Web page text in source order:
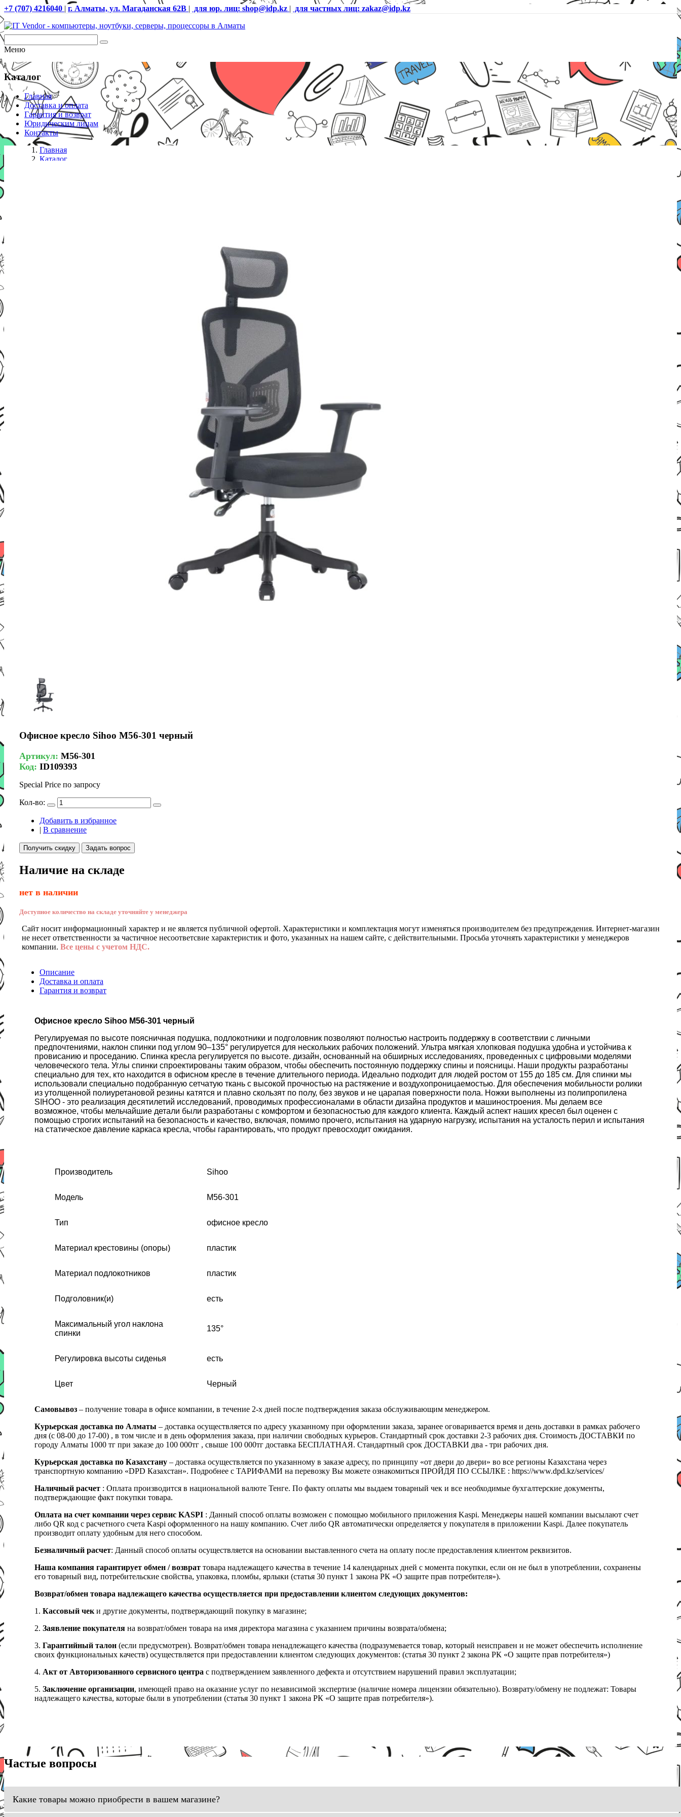
+7 (707) 4216040 | г. Алматы, ул. Магаданская 62В | для юр. лиц: shop@idp.kz | для частных лиц: zakaz@idp.kz
Меню
Каталог
Главная
Доставка и оплата
Гарантия и возврат
Юридическим лицам
Контакты
Главная
Каталог
Офисное кресло Sihoo M56-301 черный
Артикул: M56-301
Код: ID109393
Special Price по запросу
Кол-во:
Добавить в избранное
| В сравнение
Получить скидку Задать вопрос
Наличие на складе
нет в наличии
Доступное количество на складе уточняйте у менеджера
Сайт носит информационный характер и не является публичной офертой. Характеристики и комплектация могут изменяться производителем без предупреждения. Интернет-магазин
не несет ответственности за частичное несоответсвие характеристик и фото, указанных на нашем сайте, с действительными. Просьба уточнять характеристики у менеджеров
компании. Все цены с учетом НДС.
Описание
Доставка и оплата
Гарантия и возврат
Офисное кресло Sihoo M56-301 черный
Регулируемая по высоте поясничная подушка, подлокотники и подголовник позволяют полностью настроить поддержку в соответствии с личными
предпочтениями, наклон спинки под углом 90–135° регулируется для нескольких рабочих положений. Ультра мягкая хлопковая подушка удобна и устойчива к
провисанию и проседанию. Спинка кресла регулируется по высоте. дизайн, основанный на обширных исследованиях, проведенных с цифровыми моделями
человеческого тела. Углы спинки спроектированы таким образом, чтобы обеспечить постоянную поддержку спины и поясницы. Наши продукты разработаны
специально для тех, кто находится в офисном кресле в течение длительного периода. Идеально подходит для людей ростом от 155 до 185 см. Для спинки мы
использовали специально подобранную сетчатую ткань с высокой прочностью на растяжение и воздухопроницаемостью. Для обеспечения мобильности ролики
из утолщенной полиуретановой резины катятся и плавно скользят по полу, без звуков и не царапая поверхности пола. Ножки выполнены из полипропилена
SIHOO - это реализация десятилетий исследований, проводимых профессионалами в области дизайна продуктов и машиностроения. Мы делаем все
возможное, чтобы мельчайшие детали были разработаны с комфортом и безопасностью для каждого клиента. Каждый аспект наших кресел был оценен с
помощью строгих испытаний на безопасность и качество, включая, помимо прочего, испытания на ударную нагрузку, испытания на усталость перил и испытания
на статическое давление каркаса кресла, чтобы гарантировать, что продукт превосходит ожидания.
Производитель Sihoo
Модель M56-301
Тип офисное кресло
Материал крестовины (опоры) пластик
Материал подлокотников пластик
Подголовник(и) есть
Максимальный угол наклона
спинки
135°
Регулировка высоты сиденья есть
Цвет Черный
Самовывоз – получение товара в офисе компании, в течение 2-х дней после подтверждения заказа обслуживающим менеджером.
Курьерская доставка по Алматы – доставка осуществляется по адресу указанному при оформлении заказа, заранее оговаривается время и день доставки в рамках рабочего
дня (с 08-00 до 17-00) , в том числе и в день оформления заказа, при наличии свободных курьеров. Стандартный срок доставки 2-3 рабочих дня. Стоимость ДОСТАВКИ по
городу Алматы 1000 тг при заказе до 100 000тг , свыше 100 000тг доставка БЕСПЛАТНАЯ. Стандартный срок ДОСТАВКИ два - три рабочих дня.
Курьерская доставка по Казахстану – доставка осуществляется по указанному в заказе адресу, по принципу «от двери до двери» во все регионы Казахстана через
транспортную компанию «DPD Казахстан». Подробнее с ТАРИФАМИ на перевозку Вы можете ознакомиться ПРОЙДЯ ПО ССЫЛКЕ : https://www.dpd.kz/services/
Наличный расчет : Оплата производится в национальной валюте Тенге. По факту оплаты мы выдаем товарный чек и все необходимые бухгалтерские документы,
подтверждающие факт покупки товара.
Оплата на счет компании через сервис KASPI : Данный способ оплаты возможен с помощью мобильного приложения Kaspi. Менеджеры нашей компании высылают счет
либо QR код с расчетного счета Kaspi оформленного на нашу компанию. Счет либо QR автоматически определяется у покупателя в приложении Kaspi. Далее покупатель
производит оплату удобным для него способом.
Безналичный расчет: Данный способ оплаты осуществляется на основании выставленного счета на оплату после предоставления клиентом реквизитов.
Наша компания гарантирует обмен / возврат товара надлежащего качества в течение 14 календарных дней с момента покупки, если он не был в употреблении, сохранены
его товарный вид, потребительские свойства, упаковка, пломбы, ярлыки (статья 30 пункт 1 закона РК «О защите прав потребителя»).
Возврат/обмен товара надлежащего качества осуществляется при предоставлении клиентом следующих документов:
1. Кассовый чек и другие документы, подтверждающий покупку в магазине;
2. Заявление покупателя на возврат/обмен товара на имя директора магазина с указанием причины возврата/обмена;
3. Гарантийный талон (если предусмотрен). Возврат/обмен товара ненадлежащего качества (подразумевается товар, который неисправен и не может обеспечить исполнение
своих функциональных качеств) осуществляется при предоставлении клиентом следующих документов: (статья 30 пункт 2 закона РК «О защите прав потребителя»)
4. Акт от Авторизованного сервисного центра с подтверждением заявленного дефекта и отсутствием нарушений правил эксплуатации;
5. Заключение организации, имеющей право на оказание услуг по независимой экспертизе (наличие номера лицензии обязательно). Возврату/обмену не подлежат: Товары
надлежащего качества, которые были в употреблении (статья 30 пункт 1 закона РК «О защите прав потребителя»).
Частые вопросы
Какие товары можно приобрести в вашем магазине?